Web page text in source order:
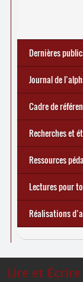
Dernières
Réforme des
d’une
🎬 L’alpha
Statistiques
Journal de
écrire demain
... Tous les
Journal de
Cadre de
Recherches et
Ressources
Lectures pour
Réalisations
Lire et Écrire